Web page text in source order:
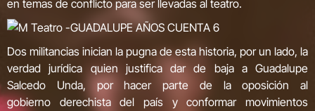
en temas de conflicto para ser llevadas al teatro.
Dos militancias inician la pugna de esta historia, por un lado, la
verdad jurídica quien justifica dar de baja a Guadalupe
Salcedo Unda, por hacer parte de la oposición al
gobierno derechista del país y conformar movimientos